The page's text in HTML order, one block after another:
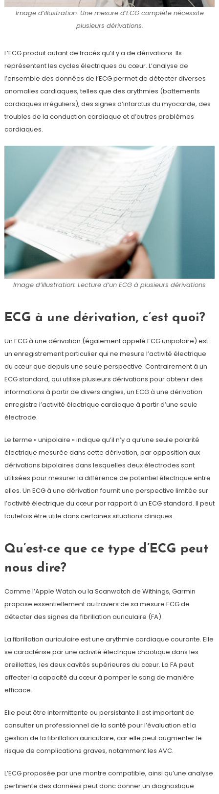
Image d’illustration: Une mesure d’ECG complète nécessite
plusieurs dérivations.
L’ECG produit autant de tracés qu’il y a de dérivations. Ils
représentent les cycles électriques du cœur. L’analyse de
l’ensemble des données de l’ECG permet de détecter diverses
anomalies cardiaques, telles que des arythmies (battements
cardiaques irréguliers), des signes d’infarctus du myocarde, des
troubles de la conduction cardiaque et d’autres problèmes
cardiaques.
Image d’illustration: Lecture d’un ECG à plusieurs dérivations
ECG à une dérivation, c’est quoi?
Un ECG à une dérivation (également appelé ECG unipolaire) est
un enregistrement particulier qui ne mesure l’activité électrique
du cœur que depuis une seule perspective. Contrairement à un
ECG standard, qui utilise plusieurs dérivations pour obtenir des
informations à partir de divers angles, un ECG à une dérivation
enregistre l’activité électrique cardiaque à partir d’une seule
électrode.
Le terme « unipolaire » indique qu’il n’y a qu’une seule polarité
électrique mesurée dans cette dérivation, par opposition aux
dérivations bipolaires dans lesquelles deux électrodes sont
utilisées pour mesurer la différence de potentiel électrique entre
elles. Un ECG à une dérivation fournit une perspective limitée sur
l’activité électrique du cœur par rapport à un ECG standard. Il peut
toutefois être utile dans certaines situations cliniques.
Qu’est-ce que ce type d’ECG peut
nous dire?
Comme l’Apple Watch ou la Scanwatch de Withings, Garmin
propose essentiellement au travers de sa mesure ECG de
détecter des signes de fibrillation auriculaire (FA).
La fibrillation auriculaire est une arythmie cardiaque courante. Elle
se caractérise par une activité électrique chaotique dans les
oreillettes, les deux cavités supérieures du cœur. La FA peut
affecter la capacité du cœur à pomper le sang de manière
efficace.
Elle peut être intermittente ou persistante.Il est important de
consulter un professionnel de la santé pour l’évaluation et la
gestion de la fibrillation auriculaire, car elle peut augmenter le
risque de complications graves, notamment les AVC.
L’ECG proposée par une montre compatible, ainsi qu’une analyse
pertinente des données peut donc donner un diagnostique